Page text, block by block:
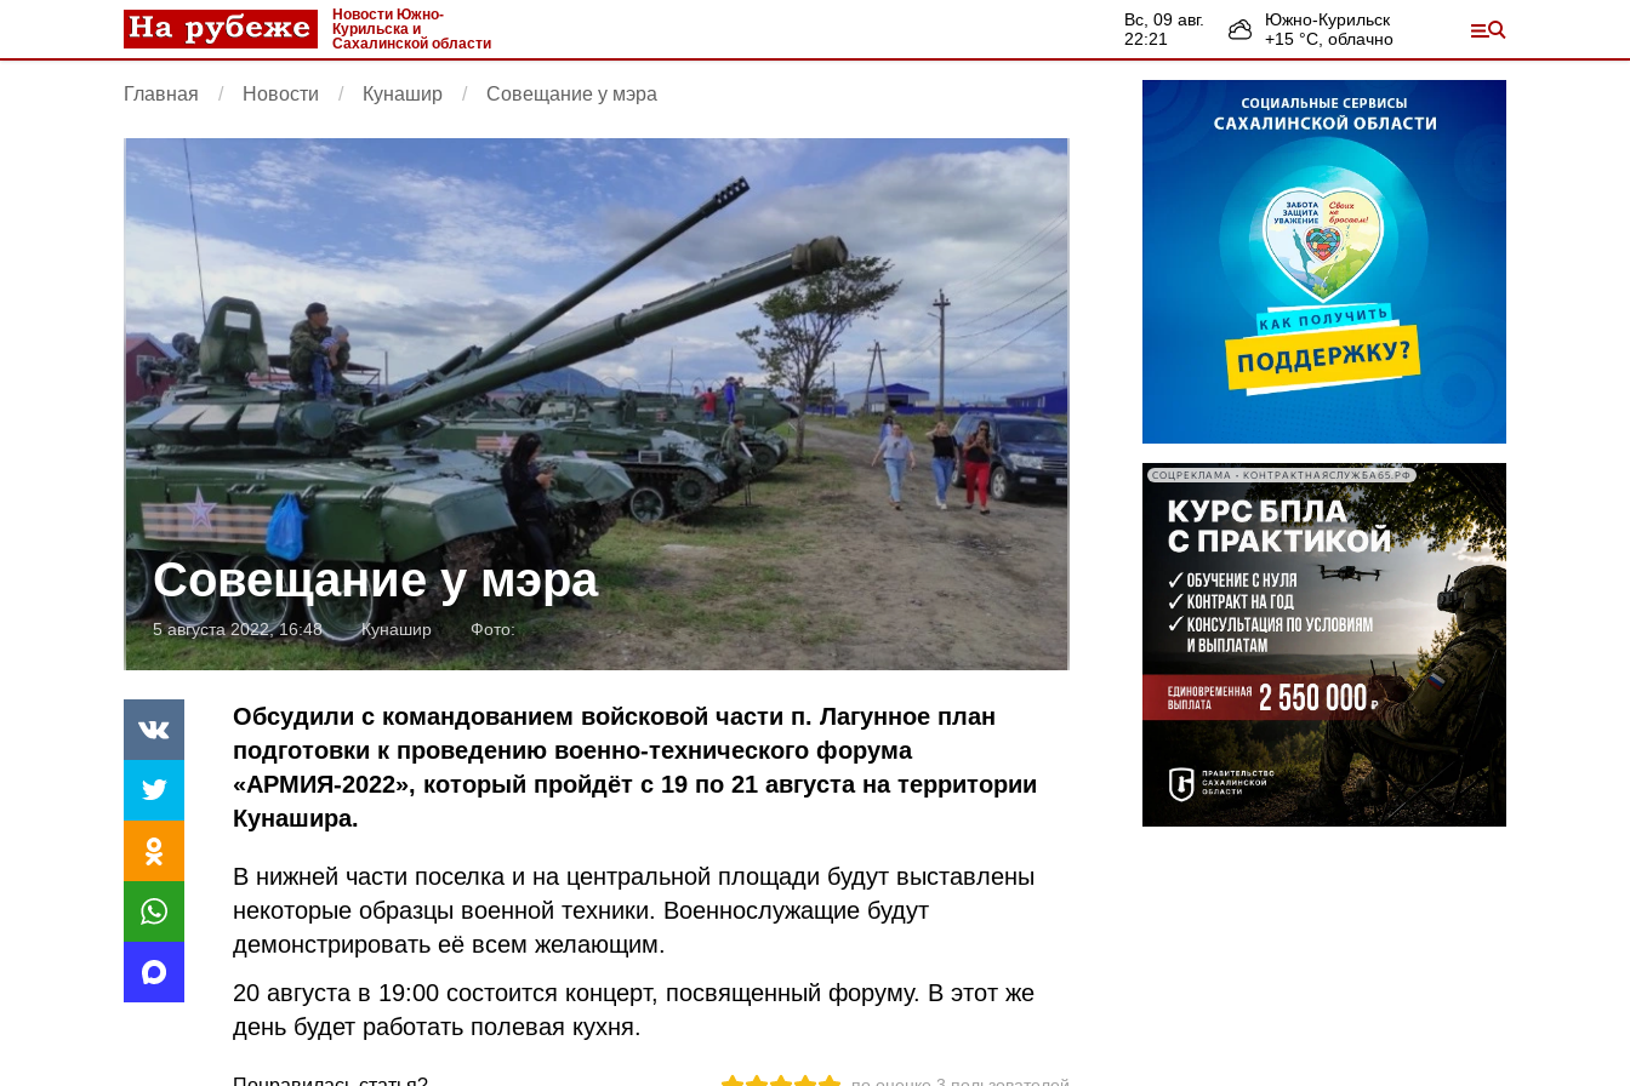
Новости Южно-
Курильска и
Сахалинской области
вс, 09 авг.
22:21
Южно-Курильск
+15 °С, облачно
Главная Новости Кунашир Совещание у мэра
Совещание у мэра
5 августа 2022, 16:48 Кунашир Фото:
Обсудили с командованием войсковой части п. Лагунное план
подготовки к проведению военно-технического форума
«АРМИЯ-2022», который пройдёт с 19 по 21 августа на территории
Кунашира.
В нижней части поселка и на центральной площади будут выставлены
некоторые образцы военной техники. Военнослужащие будут
демонстрировать её всем желающим.
20 августа в 19:00 состоится концерт, посвященный форуму. В этот же
день будет работать полевая кухня.
СОЦРЕКЛАМА • КОНТРАКТНАЯСЛУЖБА65.РФ